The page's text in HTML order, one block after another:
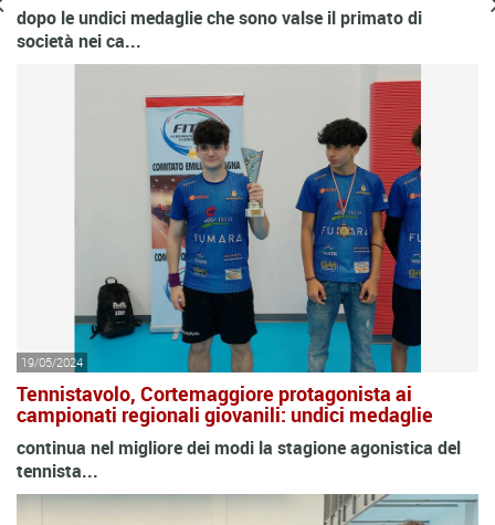
dopo le undici medaglie che sono valse il primato di
società nei ca...
19/05/2024
Tennistavolo, Cortemaggiore protagonista ai
campionati regionali giovanili: undici medaglie
continua nel migliore dei modi la stagione agonistica del
tennista...